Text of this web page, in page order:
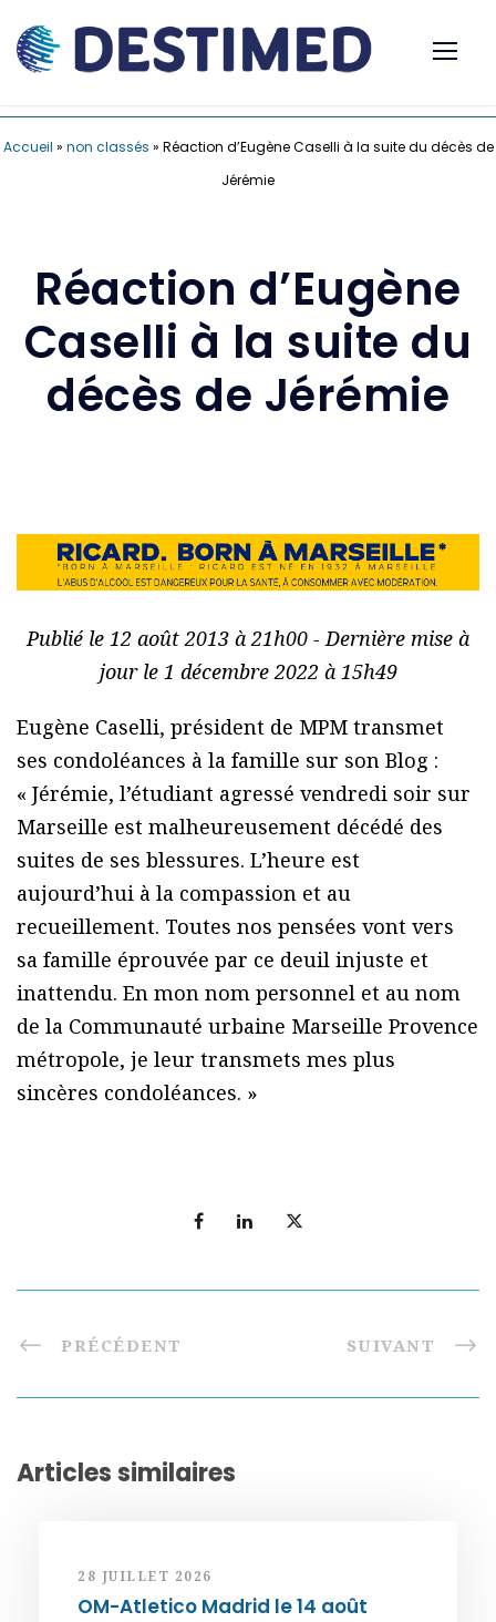
Accueil » non classés » Réaction d’Eugène Caselli à la suite du décès de
Jérémie
Réaction d’Eugène
Caselli à la suite du
décès de Jérémie
Publié le 12 août 2013 à 21h00 - Dernière mise à
jour le 1 décembre 2022 à 15h49
Eugène Caselli, président de MPM transmet
ses condoléances à la famille sur son Blog :
« Jérémie, l’étudiant agressé vendredi soir sur
Marseille est malheureusement décédé des
suites de ses blessures. L’heure est
aujourd’hui à la compassion et au
recueillement. Toutes nos pensées vont vers
sa famille éprouvée par ce deuil injuste et
inattendu. En mon nom personnel et au nom
de la Communauté urbaine Marseille Provence
métropole, je leur transmets mes plus
sincères condoléances. »
PRÉCÉDENT SUIVANT
Articles similaires
28 JUILLET 2026
OM-Atletico Madrid le 14 août